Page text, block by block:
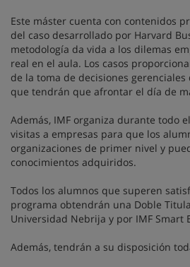
Este máster cuenta con contenidos
del caso desarrollado por Harvard
metodología da vida a los dilemas
real en el aula. Los casos
de la toma de decisiones
que tendrán que afrontar el día de
Además, IMF organiza durante todo
visitas a empresas para que los
organizaciones de primer nivel y
conocimientos adquiridos.
Todos los alumnos que superen
programa obtendrán una Doble
Universidad Nebrija y por IMF Smart
Además, tendrán a su disposición